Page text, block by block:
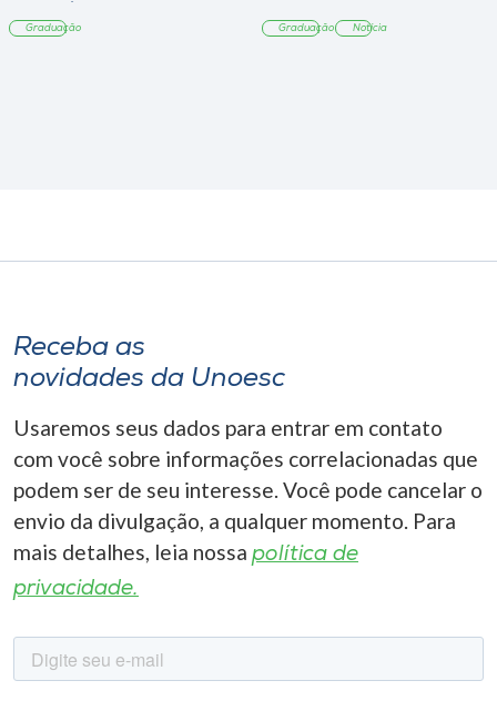
Graduação Graduação Notícia
Receba as
novidades da Unoesc
Usaremos seus dados para entrar em contato
com você sobre informações correlacionadas que
podem ser de seu interesse. Você pode cancelar o
envio da divulgação, a qualquer momento. Para
mais detalhes, leia nossa política de
privacidade.